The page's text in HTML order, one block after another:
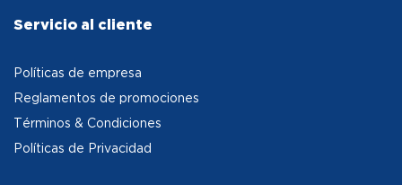
Servicio al cliente
Políticas de empresa
Reglamentos de promociones
Términos & Condiciones
Políticas de Privacidad